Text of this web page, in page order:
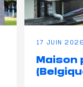
17 JUIN
Maison